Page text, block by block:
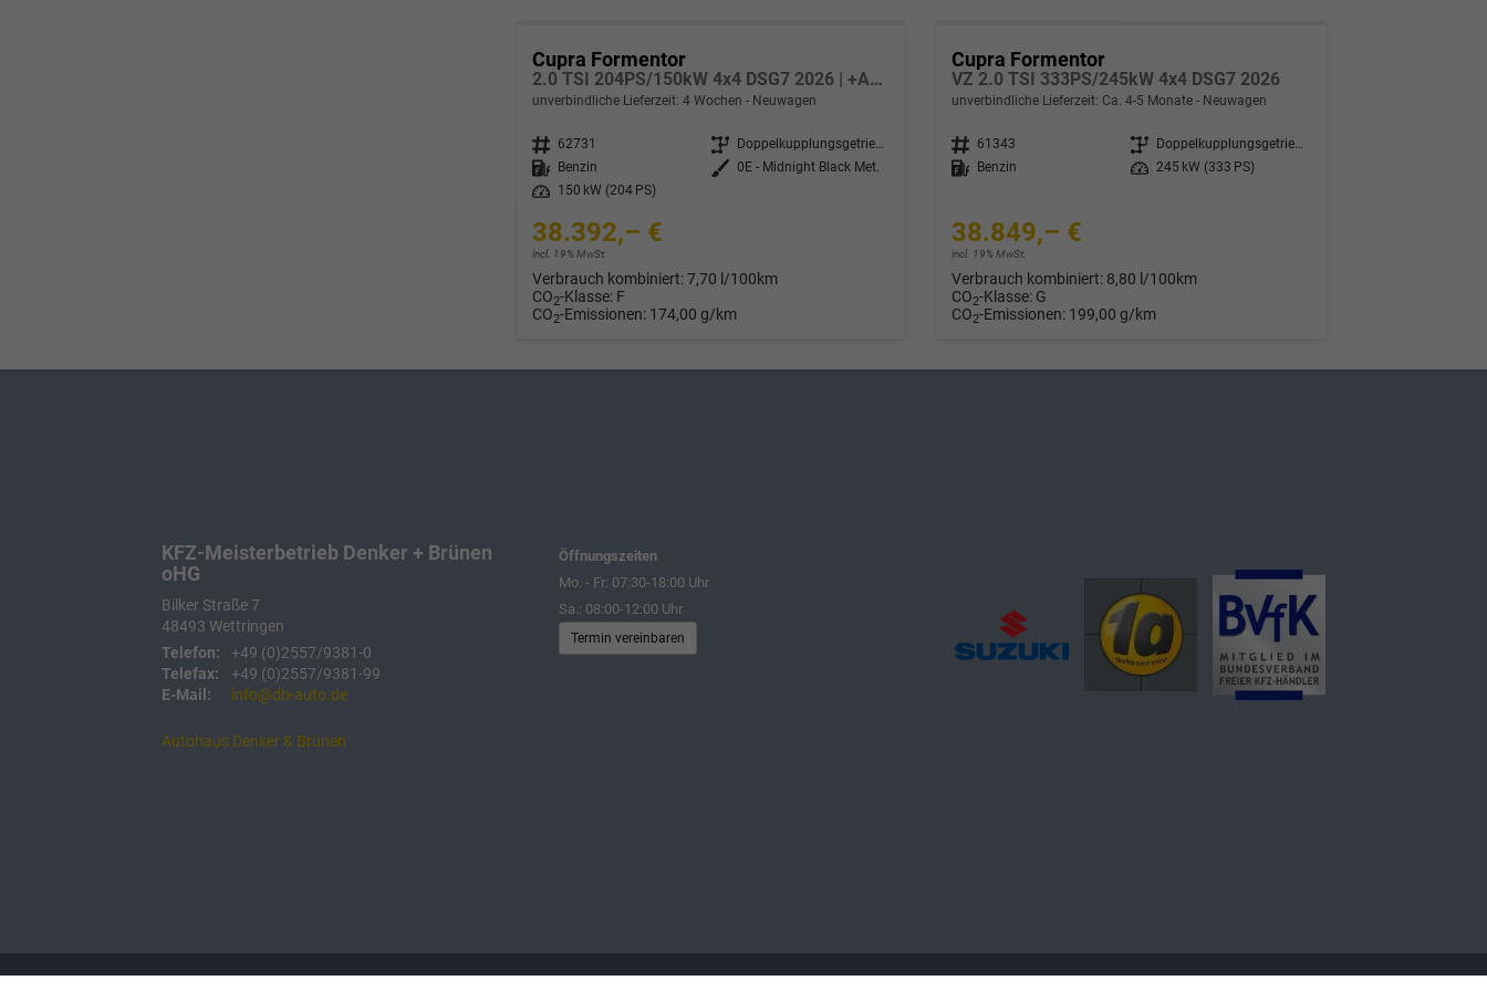
Cupra Formentor
2.0 TSI 204PS/150kW 4x4 DSG7 2026 | +AHK + 19" Alu +Sound Int Drive +5J Garantie
unverbindliche Lieferzeit: 4 Wochen Neuwagen
Fahrzeugnr. 62731 Getriebe
Doppelkupplungsgetriebe (DSG)
Kraftstoff
Benzin Außenfarbe 0E - Midnight Black Met.
Leistung
150 kW (204 PS)
38.392,– €
incl. 19% MwSt.
Verbrauch kombiniert:7,70 l/100km
CO2-Klasse: F
CO2-Emissionen: 174,00 g/km
Cupra Formentor
VZ 2.0 TSI 333PS/245kW 4x4 DSG7 2026
unverbindliche Lieferzeit: Ca. 4-5 Monate Neuwagen
Fahrzeugnr. 61343 Getriebe
Doppelkupplungsgetriebe (DSG)
Kraftstoff
Benzin Leistung 245 kW (333 PS)
38.849,– €
incl. 19% MwSt.
Verbrauch kombiniert: 8,80 l/100km
CO2-Klasse: G
CO2-Emissionen: 199,00 g/km
KFZ-Meisterbetrieb Denker + Brünen
oHG
Bilker Straße 7
48493 Wettringen
Telefon:
+49 (0)2557/9381-0
Telefax:
+49 (0)2557/9381-99
E-Mail:
info@db-auto.de
Öffnungszeiten
Mo. - Fr: 07:30-18:00 Uhr
Sa.: 08:00-12:00 Uhr
Termin vereinbaren
Autohaus Denker & Brünen